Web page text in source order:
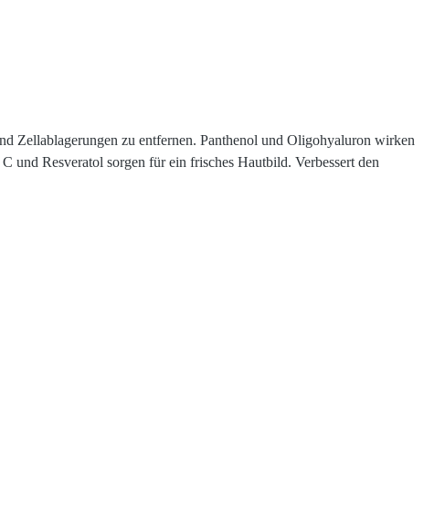
Zellablagerungen zu entfernen. Panthenol und Oligohyaluron wirken
Resveratol sorgen für ein frisches Hautbild. Verbessert den